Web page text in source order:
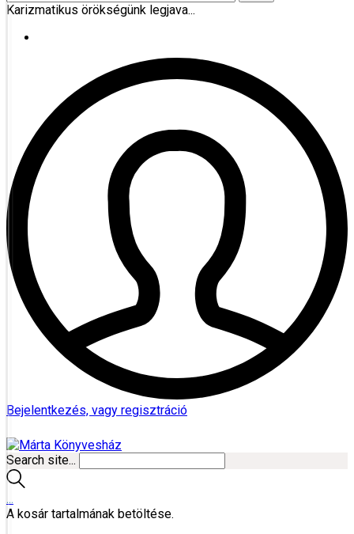
Karizmatikus örökségünk legjava...
Bejelentkezés, vagy regisztráció
Search site...
…
A kosár tartalmának betöltése.